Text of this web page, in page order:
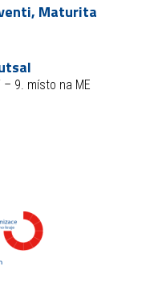
Maturita
9. místo na ME